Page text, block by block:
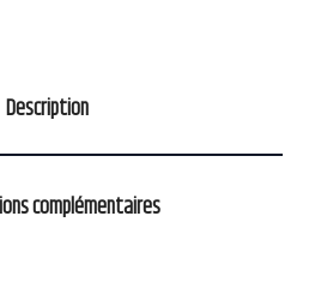
Description
complémentaires